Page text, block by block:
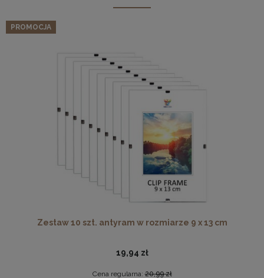
Zestaw 10 szt. antyram w rozmiarze 9 x 13 cm
19,94 zł
Cena regularna:20,99 zł
PROMOCJA